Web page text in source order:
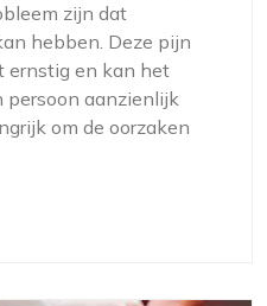
zijn dat
hebben. Deze pijn
ernstig en kan het
persoon aanzienlijk
om de oorzaken